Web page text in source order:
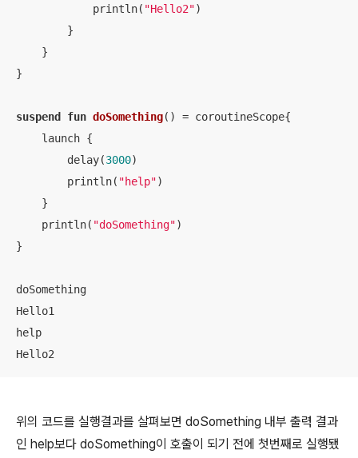
            println(
"Hello2")
        }
    }
}
suspend fun doSomething()
= coroutineScope{
    launch {
        delay(
3000)
        println(
"help")
    }
    println(
"doSomething")
}
doSomething
Hello1
help
Hello2
위의 코드를 실행결과를 살펴보면 doSomething 내부 출력 결과
인 help보다 doSomething이 호출이 되기 전에 첫번째로 실행됐